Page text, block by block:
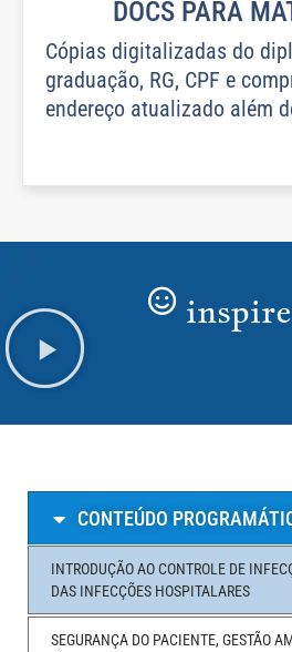
Cópias digitalizadas do
graduação, RG, CPF e
endereço atualizado além
DOCS PARA
CONTEÚDO
INTRODUÇÃO AO CONTROLE DE
DAS INFECÇÕES HOSPITALARES
SEGURANÇA DO PACIENTE, GESTÃO